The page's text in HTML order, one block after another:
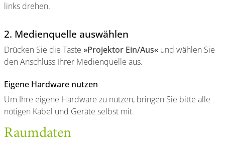
links drehen.
2. Medienquelle auswählen
Drücken Sie die Taste »Projektor Ein/Aus« und wählen Sie
den Anschluss Ihrer Medienquelle aus.
Eigene Hardware nutzen
Um Ihre eigene Hardware zu nutzen, bringen Sie bitte alle
nötigen Kabel und Geräte selbst mit.
Raumdaten